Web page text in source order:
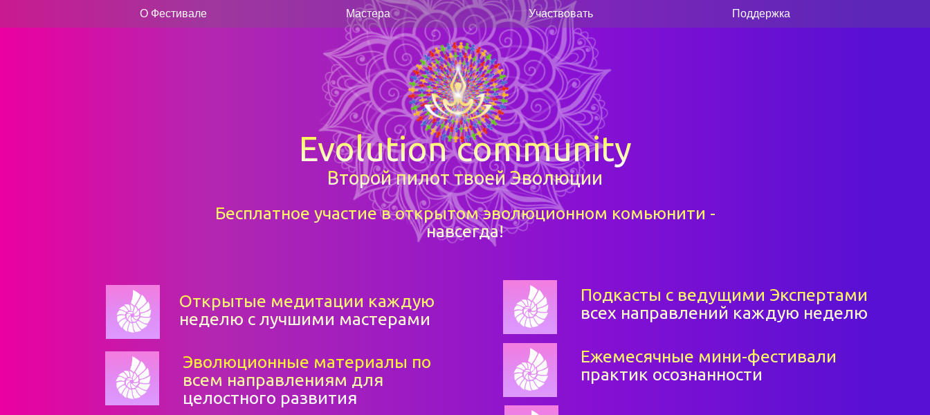
Evolution community
Второй пилот твоей Эволюции
Бесплатное участие в открытом эволюционном комьюнити -
навсегда!
Открытые медитации каждую
неделю с лучшими мастерами
Эволюционные материалы по
всем направлениям для
целостного развития
Подкасты с ведущими Экспертами
всех направлений каждую неделю
Ежемесячные мини-фестивали
практик осознанности
О Фестивале Мастера Участвовать Поддержка